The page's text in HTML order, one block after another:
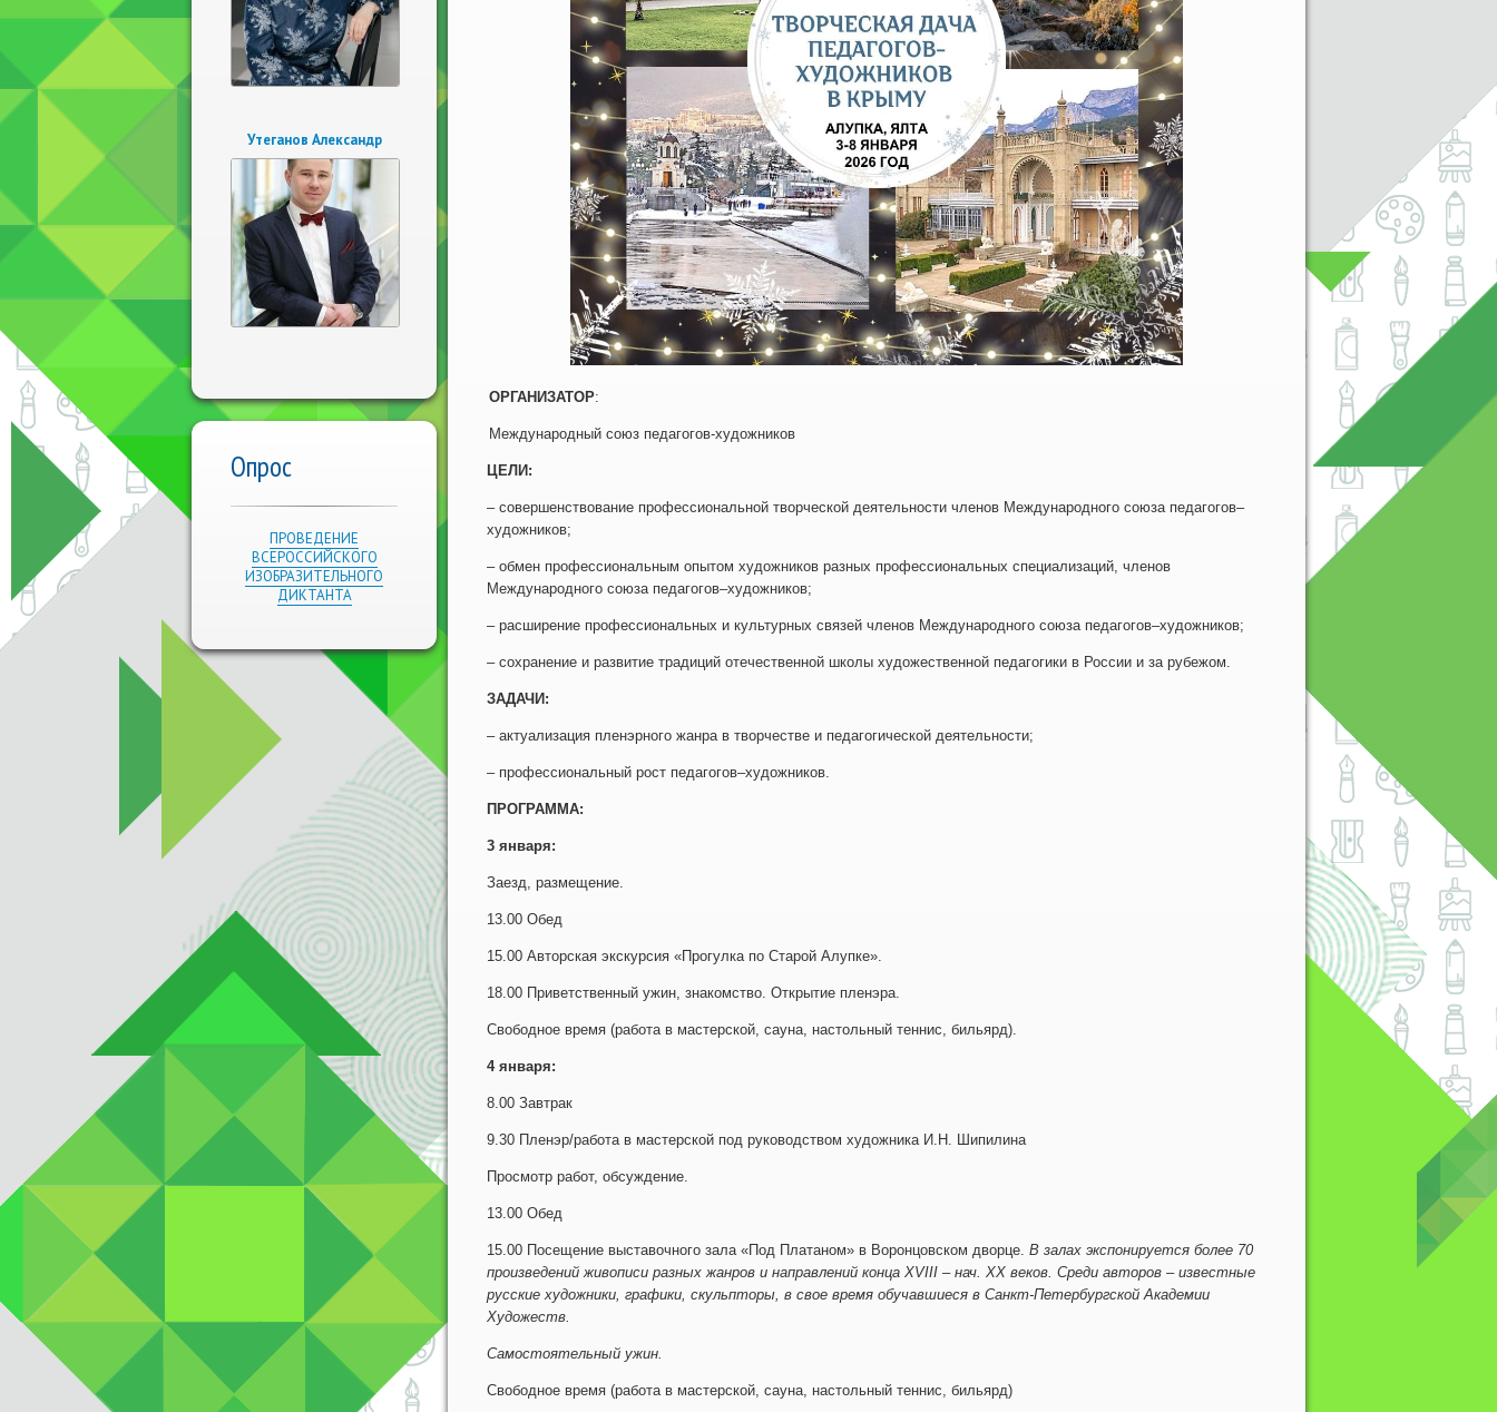
Утеганов Александр
Опрос
ПРОВЕДЕНИЕ
ВСЕРОССИЙСКОГО
ИЗОБРАЗИТЕЛЬНОГО
ДИКТАНТА
ОРГАНИЗАТОР:
Международный союз педагогов-художников
ЦЕЛИ:
– совершенствование профессиональной творческой деятельности членов Международного союза педагогов–
художников;
– обмен профессиональным опытом художников разных профессиональных специализаций, членов
Международного союза педагогов–художников;
– расширение профессиональных и культурных связей членов Международного союза педагогов–художников;
– сохранение и развитие традиций отечественной школы художественной педагогики в России и за рубежом.
ЗАДАЧИ:
– актуализация пленэрного жанра в творчестве и педагогической деятельности;
– профессиональный рост педагогов–художников.
ПРОГРАММА:
3 января:
Заезд, размещение.
13.00 Обед
15.00 Авторская экскурсия «Прогулка по Старой Алупке».
18.00 Приветственный ужин, знакомство. Открытие пленэра.
Свободное время (работа в мастерской, сауна, настольный теннис, бильярд).
4 января:
8.00 Завтрак
9.30 Пленэр/работа в мастерской под руководством художника И.Н. Шипилина
Просмотр работ, обсуждение.
13.00 Обед
15.00 Посещение выставочного зала «Под Платаном» в Воронцовском дворце. В залах экспонируется более 70
произведений живописи разных жанров и направлений конца XVIII ‒ нач. ХХ веков. Среди авторов ‒ известные
русские художники, графики, скульпторы, в свое время обучавшиеся в Санкт-Петербургской Академии
Художеств.
Самостоятельный ужин.
Свободное время (работа в мастерской, сауна, настольный теннис, бильярд)